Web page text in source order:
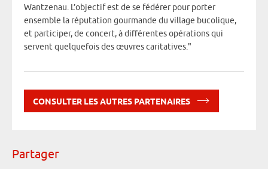
Wantzenau. L’objectif est de se fédérer pour porter
ensemble la réputation gourmande du village bucolique,
et participer, de concert, à différentes opérations qui
servent quelquefois des œuvres caritatives."
CONSULTER LES AUTRES PARTENAIRES
Partager